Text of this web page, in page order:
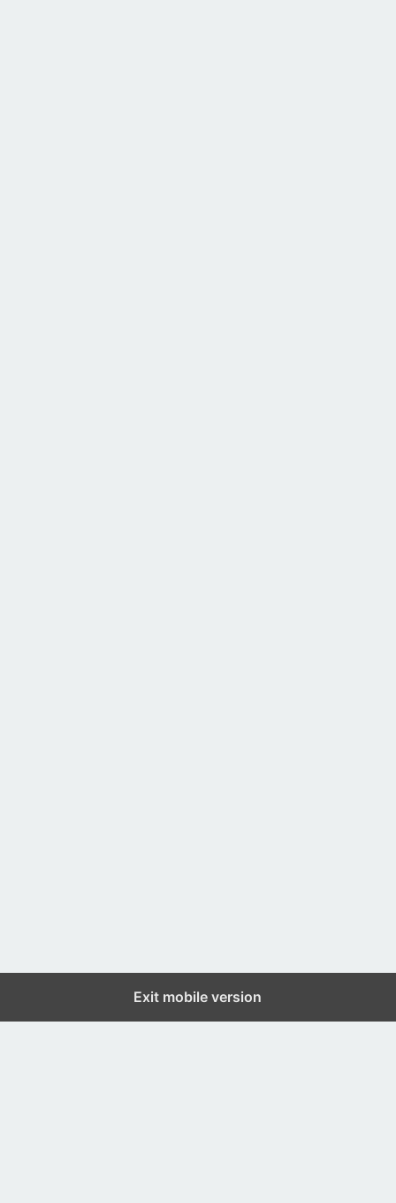
Exit mobile version